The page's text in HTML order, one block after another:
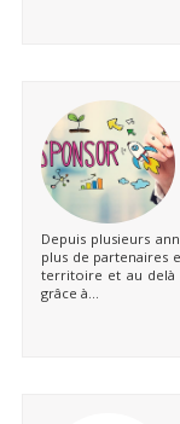
Depuis plusieurs
plus de partenaires
territoire et au delà
grâce à...